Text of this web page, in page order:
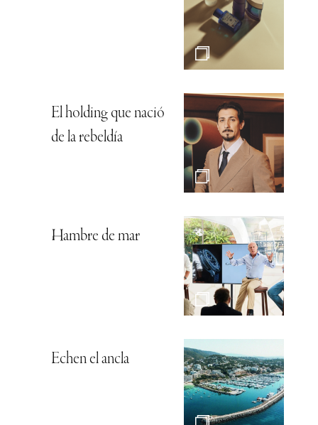
El holding que nació
de la rebeldía
Hambre de mar
Echen el ancla